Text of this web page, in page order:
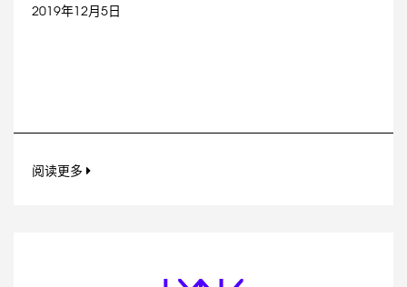
2019年12月5日
阅读更多